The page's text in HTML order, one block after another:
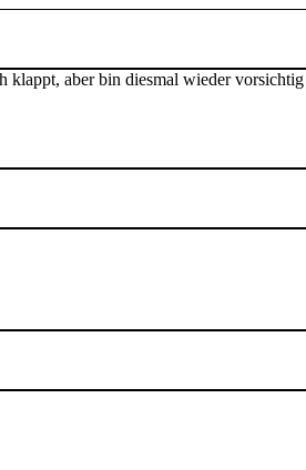
klappt, aber bin diesmal wieder